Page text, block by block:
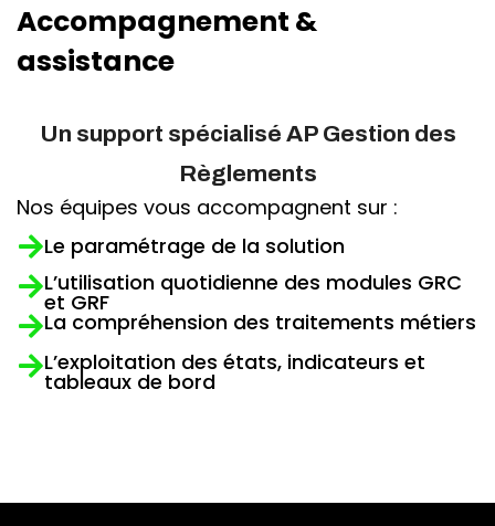
Accompagnement &
assistance
Un support spécialisé AP Gestion des
Règlements
Nos équipes vous accompagnent sur :
Le paramétrage de la solution
L’utilisation quotidienne des modules GRC
et GRF
La compréhension des traitements métiers
L’exploitation des états, indicateurs et
tableaux de bord